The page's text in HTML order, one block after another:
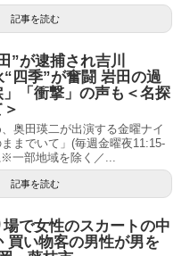
記事を読む
”が逮捕され吉川
四季”が奮闘 岩田の過
「衝撃」の声も＜名探
奥田瑛二が出演する金曜ナイ
までいて」(毎週金曜夜11:15-
一部地域を除く／...
記事を読む
で女性のスカートの中
買い物客の男性が男を